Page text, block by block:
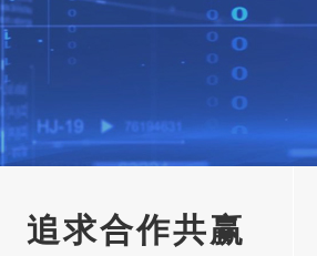
追求合作共赢